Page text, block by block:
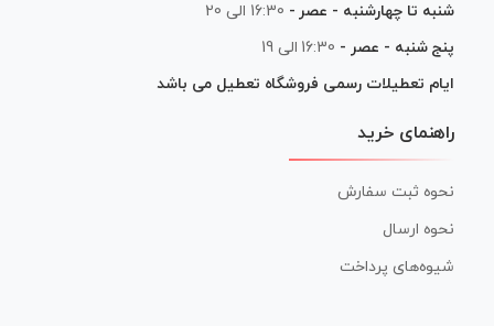
شنبه تا چهارشنبه - عصر - 16:30 الی 20
پنج شنبه - عصر - 16:30 الی 19
ایام تعطیلات رسمی فروشگاه تعطیل می باشد
راهنمای خرید
نحوه ثبت سفارش
نحوه ارسال
شیوه‌های پرداخت